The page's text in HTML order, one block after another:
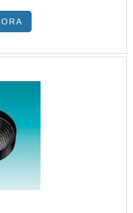
estas lâmpadas
têm como
reator integrado
para utilização
substituir as
sem requerer
elétrica.